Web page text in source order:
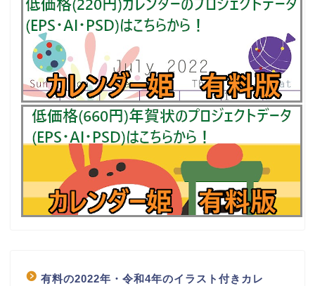
有料の2022年・令和4年のイラスト付きカレ